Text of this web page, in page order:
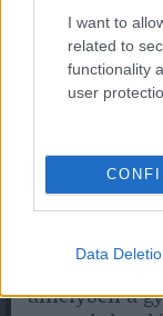
I want to
related to
functionality
user
Data
Mikor
április és
amikor már
Bois eper
időjárás
Milyen
Az eper
cserépbe
amelyben a